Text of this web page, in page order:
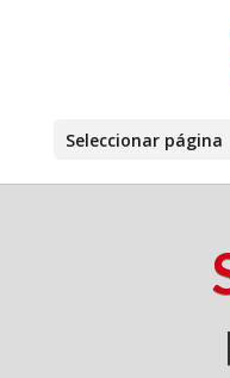
Seleccionar página